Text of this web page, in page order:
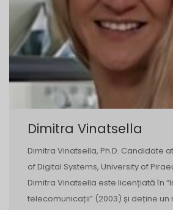
Dimitra Vinatsella
Dimitra Vinatsella, Ph.D. Candidate
of Digital Systems, University of
Dimitra Vinatsella este licențiată în
telecomunicații” (2003) și deține un